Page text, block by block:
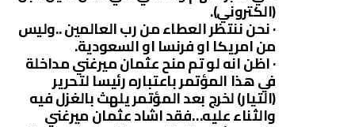
(الكتروني).
· نحن ننتظر العطاء من رب العالمين ..وليس
من امريكا او فرنسا او السعودية.
· اظن انه لو تم منح عثمان ميرغني مداخلة
في هذا المؤتمر باعتباره رئيسا لتحرير
(التيار) لخرج بعد المؤتمر يلهث بالغزل فيه
والثناء عليه…فقد اشاد عثمان ميرغني